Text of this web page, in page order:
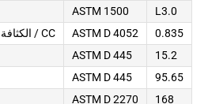
ASTM 1500
L3.0
الكثافة @ 29.5 درجة مئوية ، جم / CC
ASTM D 4052
0.835
ASTM D 445
15.2
ASTM D 445
95.65
ASTM D 2270 168